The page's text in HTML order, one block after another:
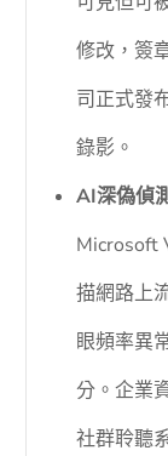
修改，簽
司正式發
錄影。
AI深偽偵
Microsoft
描網路上
眼頻率異
分。企業
社群聆聽